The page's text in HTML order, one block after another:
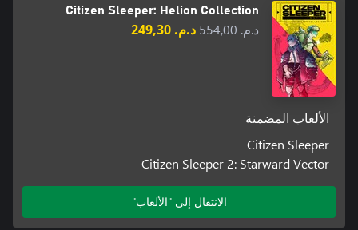
Citizen Sleeper: Helion Collection
د.م.‏ 554,00 د.م.‏ 249,30
الألعاب المضمنة
Citizen Sleeper
Citizen Sleeper 2: Starward Vector
الانتقال إلى "الألعاب"